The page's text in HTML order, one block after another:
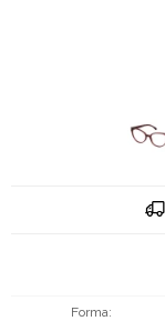
Forma